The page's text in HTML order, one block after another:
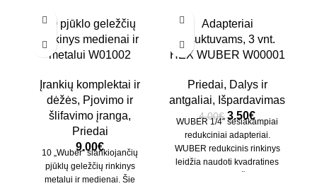
10 pjūklo geležčių
rinkinys medienai ir
metalui W01002
Įrankių komplektai ir
dėžės, Pjovimo ir
šlifavimo įranga,
Priedai
9.00€
10 „Wuber“ slankiojančių
pjūklų geležčių rinkinys
metalui ir medienai. Šie
-13%
Adapteriai
atsuktuvams, 3 vnt.
HEX WUBER W00001
Priedai, Dalys ir
antgaliai, Išpardavimas
4.00€ 3.50€
WUBER 1/4″ šešiakampiai
redukciniai adapteriai.
WUBER redukcinis rinkinys
leidžia naudoti kvadratines